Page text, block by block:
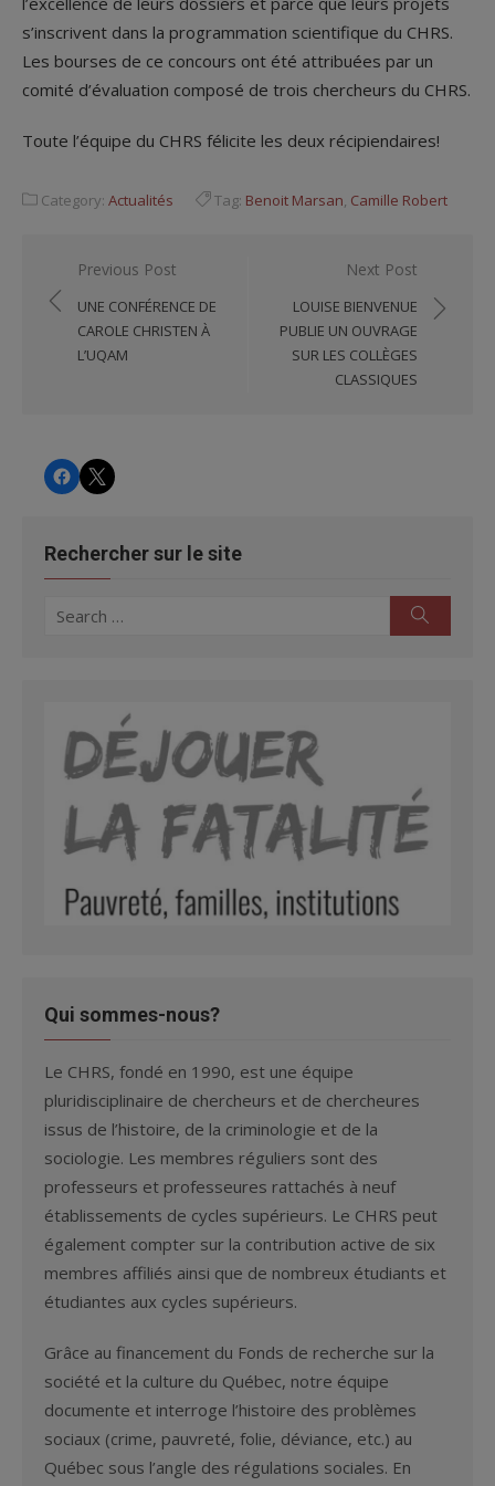
s’inscrivent dans la programmation scientifique du CHRS.
Les bourses de ce concours ont été attribuées par un
comité d’évaluation composé de trois chercheurs du CHRS.
Toute l’équipe du CHRS félicite les deux récipiendaires!
Category: Actualités Tag: Benoit Marsan, Camille Robert
Navigation
de
l'article
Previous Post
UNE CONFÉRENCE DE
CAROLE CHRISTEN À
L’UQAM
Next Post
LOUISE BIENVENUE
PUBLIE UN OUVRAGE
SUR LES COLLÈGES
CLASSIQUES
CHRSCHRS
Rechercher sur le site
Search
Qui sommes-nous?
Le CHRS, fondé en 1990, est une équipe
pluridisciplinaire de chercheurs et de chercheures
issus de l’histoire, de la criminologie et de la
sociologie. Les membres réguliers sont des
professeurs et professeures rattachés à neuf
établissements de cycles supérieurs. Le CHRS peut
également compter sur la contribution active de six
membres affiliés ainsi que de nombreux étudiants et
étudiantes aux cycles supérieurs.
Grâce au financement du Fonds de recherche sur la
société et la culture du Québec, notre équipe
documente et interroge l’histoire des problèmes
sociaux (crime, pauvreté, folie, déviance, etc.) au
Québec sous l’angle des régulations sociales. En